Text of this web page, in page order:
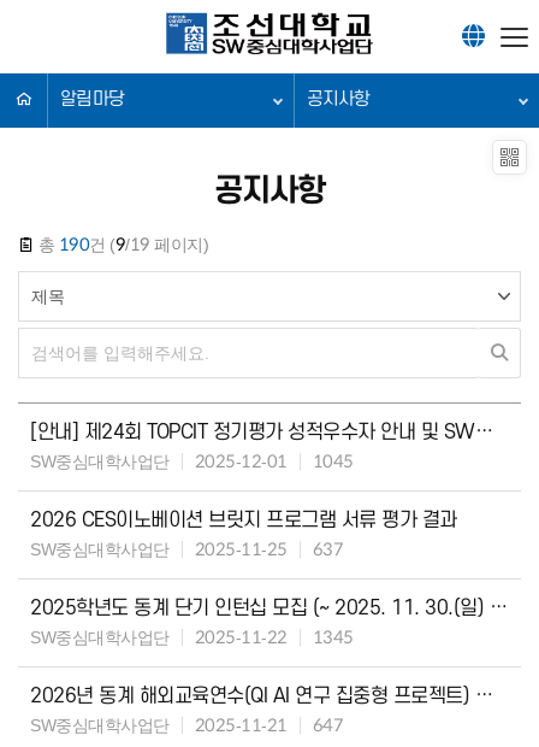
알림마당 공지사항
공지사항
총 190건 (9/19 페이지)
[안내] 제24회 TOPCIT 정기평가 성적우수자 안내 및 SW마일리지 신청 안내
SW중심대학사업단 2025-12-01 1045
2026 CES이노베이션 브릿지 프로그램 서류 평가 결과
SW중심대학사업단 2025-11-25 637
2025학년도 동계 단기 인턴십 모집 (~ 2025. 11. 30.(일) 23:50)
SW중심대학사업단 2025-11-22 1345
2026년 동계 해외교육연수(QI AI 연구 집중형 프로젝트) 프로그램 최종 선발자 발표
SW중심대학사업단 2025-11-21 647